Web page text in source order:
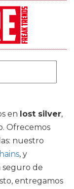
en lost silver,
Ofrecemos
nuestro
, y
seguro de
entregamos